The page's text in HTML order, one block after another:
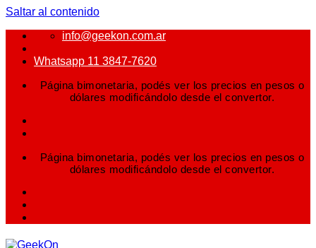
Saltar al contenido
info@geekon.com.ar
Whatsapp 11 3847-7620
Página bimonetaria, podés ver los precios en pesos o
dólares modificándolo desde el convertor.
Página bimonetaria, podés ver los precios en pesos o
dólares modificándolo desde el convertor.